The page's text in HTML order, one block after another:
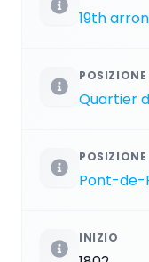
19th
POSIZIONE
Quartier
POSIZIONE
Pont-de-
INIZIO